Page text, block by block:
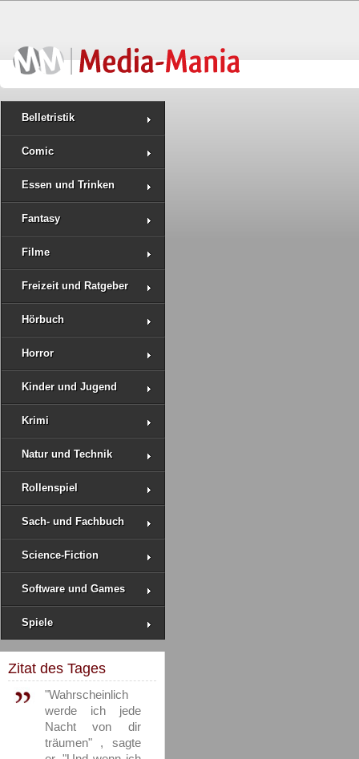
Belletristik
Comic
Essen und Trinken
Fantasy
Filme
Freizeit und Ratgeber
Hörbuch
Horror
Kinder und Jugend
Krimi
Natur und Technik
Rollenspiel
Sach- und Fachbuch
Science-Fiction
Software und Games
Spiele
Zitat des Tages
"Wahrscheinlich
werde ich jede
Nacht von dir
träumen" , sagte